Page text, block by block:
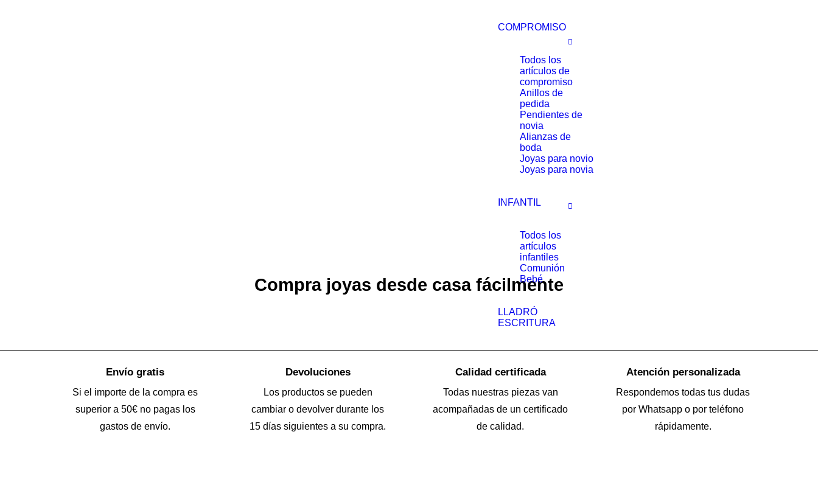
COMPROMISO
Todos los
artículos de
compromiso
Anillos de
pedida
Pendientes de
novia
Alianzas de
boda
Joyas para novio
Joyas para novia
INFANTIL
Todos los
artículos
infantiles
Comunión
Bebé
LLADRÓ
ESCRITURA
Compra joyas desde casa fácilmente
Envío gratis
Si el importe de la compra es
superior a 50€ no pagas los
gastos de envío.
Devoluciones
Los productos se pueden
cambiar o devolver durante los
15 días siguientes a su compra.
Calidad certificada
Todas nuestras piezas van
acompañadas de un certificado
de calidad.
Atención personalizada
Respondemos todas tus dudas
por Whatsapp o por teléfono
rápidamente.